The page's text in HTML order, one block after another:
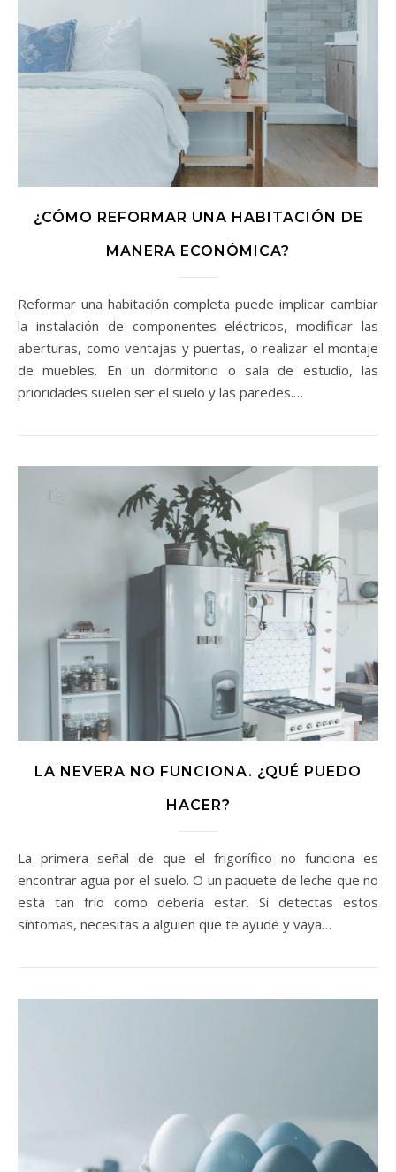
¿CÓMO REFORMAR UNA HABITACIÓN DE
MANERA ECONÓMICA?
Reformar una habitación completa puede implicar cambiar
la instalación de componentes eléctricos, modificar las
aberturas, como ventajas y puertas, o realizar el montaje
de muebles. En un dormitorio o sala de estudio, las
prioridades suelen ser el suelo y las paredes.…
LA NEVERA NO FUNCIONA. ¿QUÉ PUEDO
HACER?
La primera señal de que el frigorífico no funciona es
encontrar agua por el suelo. O un paquete de leche que no
está tan frío como debería estar. Si detectas estos
síntomas, necesitas a alguien que te ayude y vaya…